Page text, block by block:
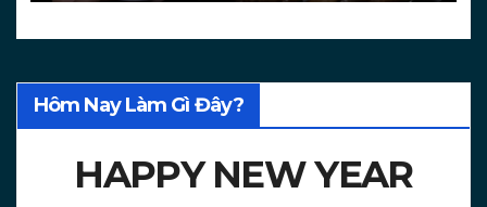
Hôm Nay Làm Gì Đây?
HAPPY NEW YEAR